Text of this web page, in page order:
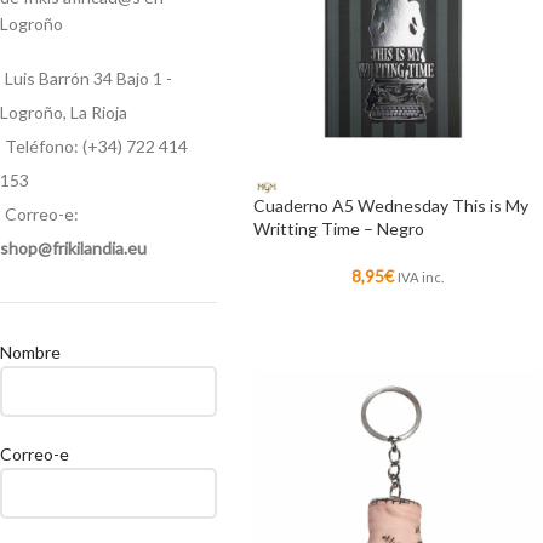
Logroño
Luis Barrón 34 Bajo 1 -
Logroño, La Rioja
Teléfono: (+34) 722 414
153
Correo-e:
shop@frikilandia.eu
Nombre
Correo-e
Cuaderno A5 Wednesday This is My
Writting Time – Negro
8,95€ IVA inc.